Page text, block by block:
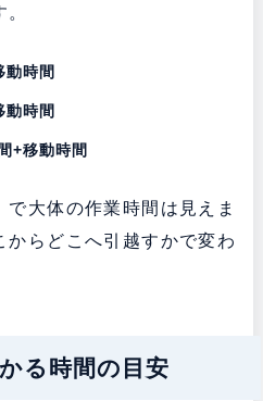
動時間
動時間
+移動時間
大体の作業時間は見えま
からどこへ引越すかで変わ
る時間の目安